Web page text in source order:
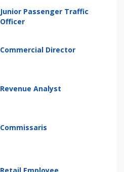
Junior Passenger Traffic
Officer
Commercial Director
Revenue Analyst
Commissaris
Retail Employee